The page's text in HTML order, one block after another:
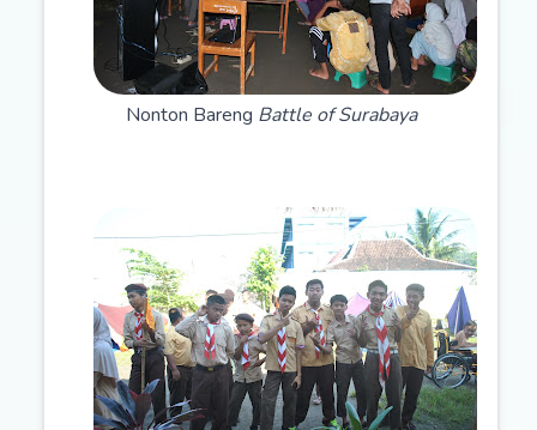
Nonton Bareng Battle of Surabaya